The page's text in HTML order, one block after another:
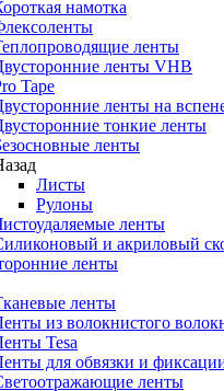
намотка
ленты
ленты VHB
Tape
ленты на
тонкие ленты
ленты
Листы
Рулоны
ленты
и акриловый
ленты
ленты
из волокнистого
Tesa
для обвязки и
ленты